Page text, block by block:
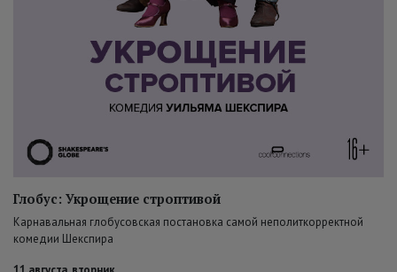
Глобус: Укрощение строптивой
Карнавальная глобусовская постановка самой неполиткорректной
комедии Шекспира